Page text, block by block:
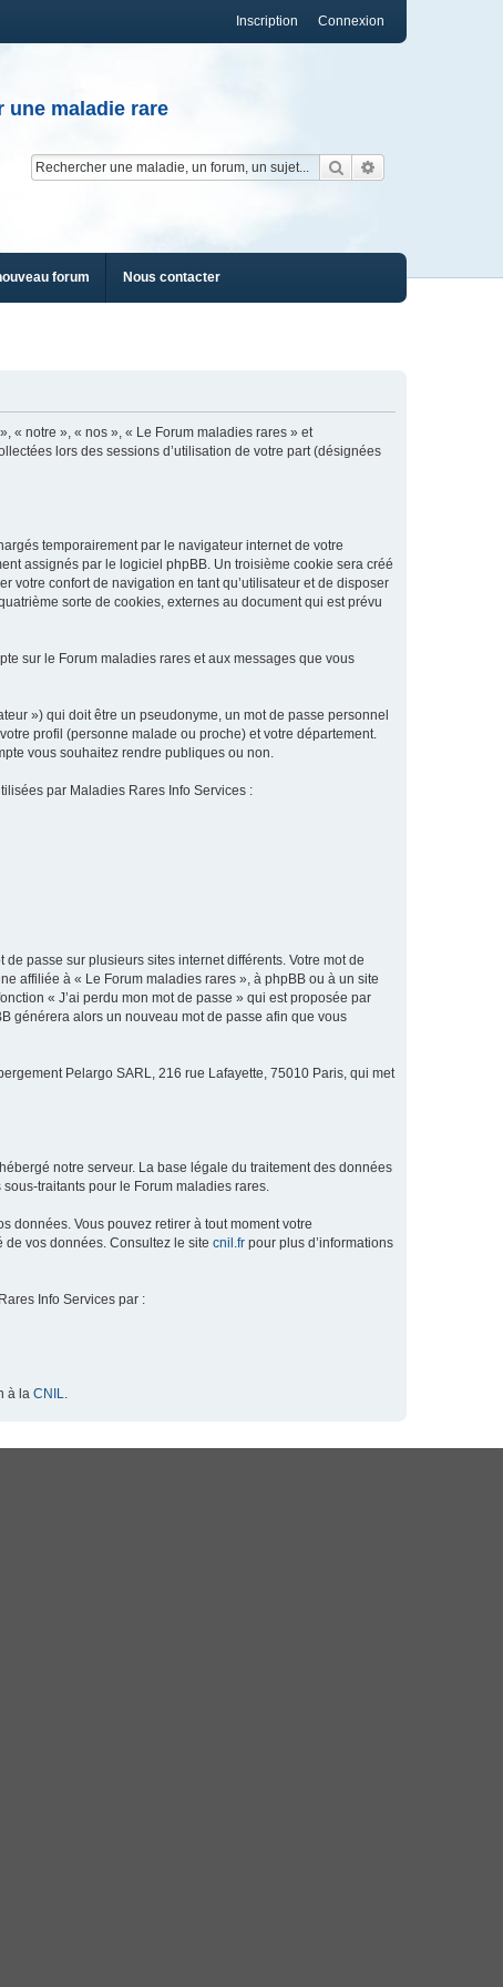
Connexion
Inscription
une maladie rare
Rechercher
forum Nous contacter
« notre », « nos », « Le Forum maladies rares » et
lors des sessions d’utilisation de votre part (désignées
temporairement par le navigateur internet de votre
assignés par le logiciel phpBB. Un troisième cookie sera créé
votre confort de navigation en tant qu’utilisateur et de disposer
sorte de cookies, externes au document qui est prévu
sur le Forum maladies rares et aux messages que vous
») qui doit être un pseudonyme, un mot de passe personnel
profil (personne malade ou proche) et votre département.
vous souhaitez rendre publiques ou non.
par Maladies Rares Info Services :
passe sur plusieurs sites internet différents. Votre mot de
affiliée à « Le Forum maladies rares », à phpBB ou à un site
« J’ai perdu mon mot de passe » qui est proposée par
générera alors un nouveau mot de passe afin que vous
Pelargo SARL, 216 rue Lafayette, 75010 Paris, qui met
notre serveur. La base légale du traitement des données
traitants pour le Forum maladies rares.
données. Vous pouvez retirer à tout moment votre
vos données. Consultez le site cnil.fr pour plus d’informations
Info Services par :
à la CNIL.